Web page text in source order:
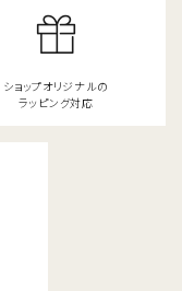
ショップオリジナルの
ラッピング対応